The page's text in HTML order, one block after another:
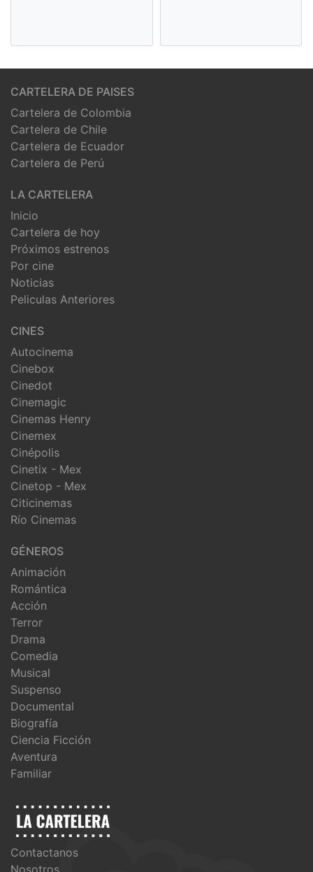
CARTELERA DE PAISES
Cartelera de Colombia
Cartelera de Chile
Cartelera de Ecuador
Cartelera de Perú
LA CARTELERA
Inicio
Cartelera de hoy
Próximos estrenos
Por cine
Noticias
Peliculas Anteriores
CINES
Autocinema
Cinebox
Cinedot
Cinemagic
Cinemas Henry
Cinemex
Cinépolis
Cinetix - Mex
Cinetop - Mex
Citicinemas
Río Cinemas
GÉNEROS
Animación
Romántica
Acción
Terror
Drama
Comedia
Musical
Suspenso
Documental
Biografía
Ciencia Ficción
Aventura
Familiar
Contactanos
Nosotros